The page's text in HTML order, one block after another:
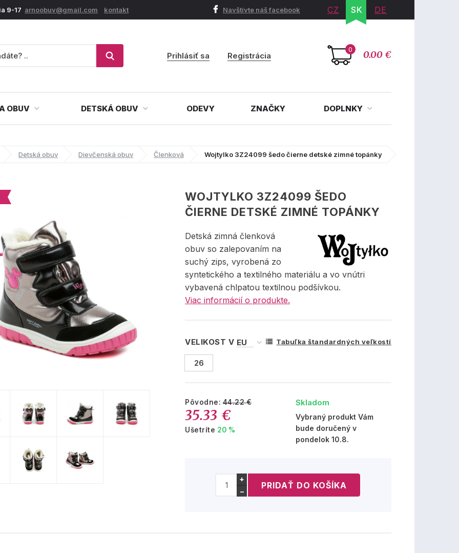
9-17 arnoobuv@gmail.com kontakt Navštívte náš facebook CZ SK DE
0 0.00 €
Prihlásiť sa Registrácia
OBUV DETSKÁ OBUV ODEVY ZNAČKY DOPLNKY
Detská obuv Dievčenská obuv Členková Wojtylko 3Z24099 šedo čierne detské zimné topánky
WOJTYLKO 3Z24099 ŠEDO
ČIERNE DETSKÉ ZIMNÉ TOPÁNKY
Detská zimná členková
obuv so zalepovaním na
suchý zips, vyrobená zo
syntetického a textilného materiálu a vo vnútri
vybavená chlpatou textilnou podšívkou.
Viac informácií o produkte.
VELIKOST V Tabuľka štandardných veľkostí
26
Pôvodne:44.22 €
35.33 €
Ušetríte 20 %
Skladom
Vybraný produkt Vám
bude doručený v
pondelok 10.8.
+
−